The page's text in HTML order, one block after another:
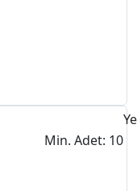
Min. Adet: 10